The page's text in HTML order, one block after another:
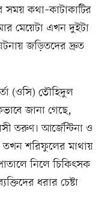
কথা–কাটাকাটির
মেয়েটা এখন দুইটা
জড়িতদের দ্রুত
(ওসি) তৌহিদুল
জানা গেছে,
তরুণ। আর্জেন্টিনা ও
তখন শরিফুলের মাথায়
নিলে চিকিৎসক
ধরার চেষ্টা